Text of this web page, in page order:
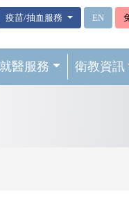
疫苗/抽血服務 EN
就醫服務 衛教資訊